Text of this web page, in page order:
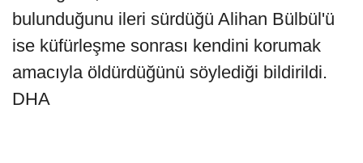
bulunduğunu ileri sürdüğü Alihan Bülbül'ü
ise küfürleşme sonrası kendini korumak
amacıyla öldürdüğünü söylediği bildirildi.
DHA